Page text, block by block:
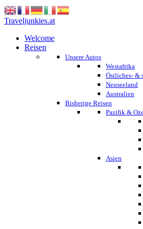
Traveljunkies.at
Welcome
Reisen
Unsere Autos
Westafrika
Östliches- &
Neuseeland
Australien
Bisherige Reisen
Pazifik &
Asien